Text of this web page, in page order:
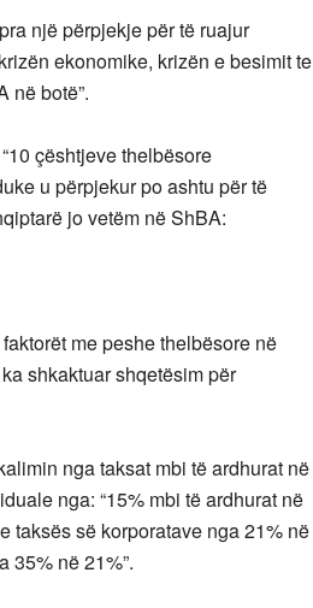
një përpjekje për të ruajur
ekonomike, krizën e besimit te
në botë”.
çështjeve thelbësore
u përpjekur po ashtu për të
jo vetëm në ShBA:
me peshe thelbësore në
shkaktuar shqetësim për
nga taksat mbi të ardhurat në
nga: “15% mbi të ardhurat në
taksës së korporatave nga 21% në
35% në 21%”.